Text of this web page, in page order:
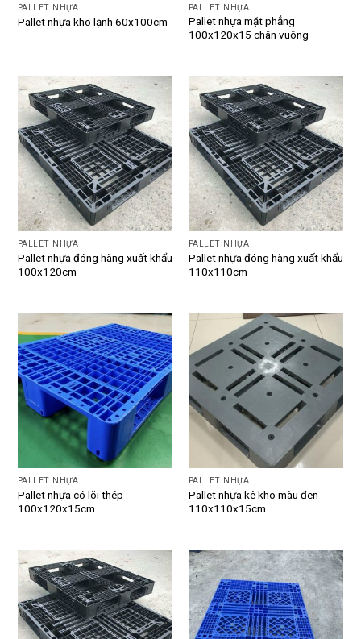
PALLET NHỰA
Pallet nhựa kho lạnh 60x100cm
PALLET NHỰA
Pallet nhựa mặt phẳng
100x120x15 chân vuông
PALLET NHỰA
Pallet nhựa đóng hàng xuất khẩu
100x120cm
PALLET NHỰA
Pallet nhựa đóng hàng xuất khẩu
110x110cm
PALLET NHỰA
Pallet nhựa có lõi thép
100x120x15cm
PALLET NHỰA
Pallet nhựa kê kho màu đen
110x110x15cm